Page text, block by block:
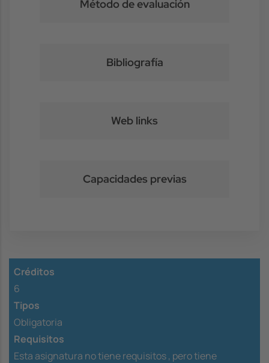
Método de evaluación
Bibliografía
Web links
Capacidades previas
Créditos
6
Tipos
Obligatoria
Requisitos
Esta asignatura no tiene requisitos , pero tiene